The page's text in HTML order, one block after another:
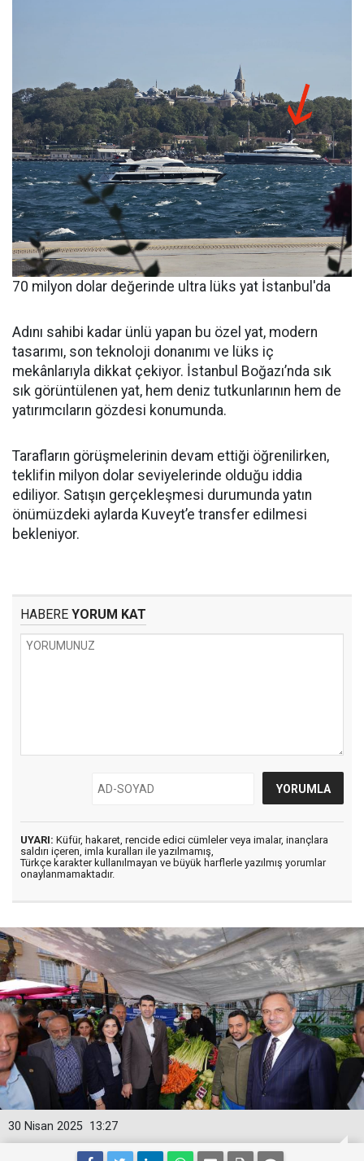
70 milyon dolar değerinde ultra lüks yat İstanbul'da
Adını sahibi kadar ünlü yapan bu özel yat, modern
tasarımı, son teknoloji donanımı ve lüks iç
mekânlarıyla dikkat çekiyor. İstanbul Boğazı’nda sık
sık görüntülenen yat, hem deniz tutkunlarının hem de
yatırımcıların gözdesi konumunda.
Tarafların görüşmelerinin devam ettiği öğrenilirken,
teklifin milyon dolar seviyelerinde olduğu iddia
ediliyor. Satışın gerçekleşmesi durumunda yatın
önümüzdeki aylarda Kuveyt’e transfer edilmesi
bekleniyor.
HABERE YORUM KAT
UYARI: Küfür, hakaret, rencide edici cümleler veya imalar, inançlara
saldırı içeren, imla kuralları ile yazılmamış,
Türkçe karakter kullanılmayan ve büyük harflerle yazılmış yorumlar
onaylanmamaktadır.
13:27
30 Nisan 2025